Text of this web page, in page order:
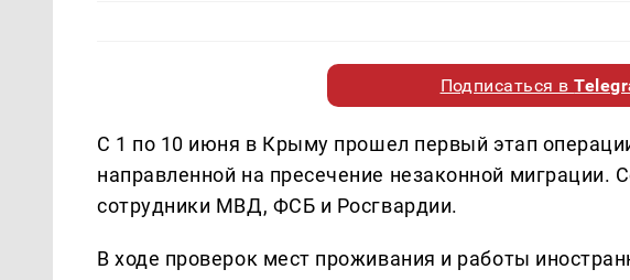
Подписаться в
С 1 по 10 июня в Крыму прошел первый этап
направленной на пресечение незаконной миграции.
сотрудники МВД, ФСБ и Росгвардии.
В ходе проверок мест проживания и работы